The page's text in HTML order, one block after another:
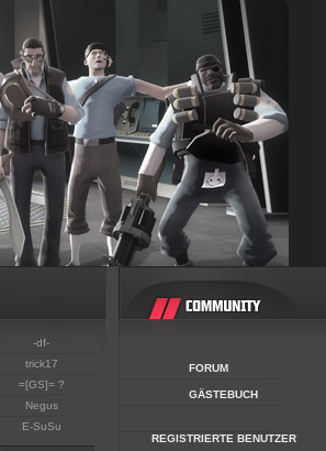
-df-
trick17
=[GS]= ?
Negus
E-SuSu
FORUM
GÄSTEBUCH
REGISTRIERTE BENUTZER